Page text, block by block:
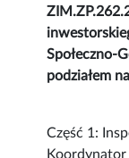
Społeczno-
podziałem
Część 1: